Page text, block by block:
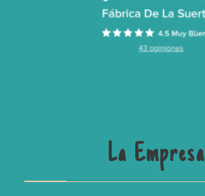
La Empresa